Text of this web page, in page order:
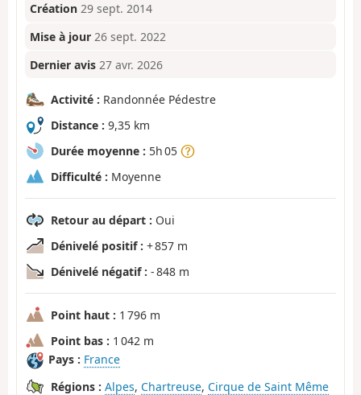
Création 29 sept. 2014
Mise à jour 26 sept. 2022
Dernier avis 27 avr. 2026
Activité : Randonnée Pédestre
Distance : 9,35 km
Durée moyenne : 5h 05
Difficulté : Moyenne
Retour au départ : Oui
Dénivelé positif : + 857 m
Dénivelé négatif : - 848 m
Point haut : 1 796 m
Point bas : 1 042 m
Pays : France
Régions : Alpes, Chartreuse, Cirque de Saint Même